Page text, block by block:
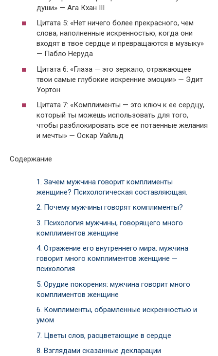
души» — Ага Кхан III
Цитата 5: «Нет ничего более прекрасного, чем
слова, наполненные искренностью, когда они
входят в твое сердце и превращаются в музыку»
— Пабло Неруда
Цитата 6: «Глаза — это зеркало, отражающее
твои самые глубокие искренние эмоции» — Эдит
Уортон
Цитата 7: «Комплименты — это ключ к ее сердцу,
который ты можешь использовать для того,
чтобы разблокировать все ее потаенные желания
и мечты» — Оскар Уайльд
Содержание
1. Зачем мужчина говорит комплименты
женщине? Психологическая составляющая.
2. Почему мужчины говорят комплименты?
3. Психология мужчины, говорящего много
комплиментов женщине
4. Отражение его внутреннего мира: мужчина
говорит много комплиментов женщине —
психология
5. Орудие покорения: мужчина говорит много
комплиментов женщине
6. Комплименты, обрамленные искренностью и
умом
7. Цветы слов, расцветающие в сердце
8. Взглядами сказанные декларации